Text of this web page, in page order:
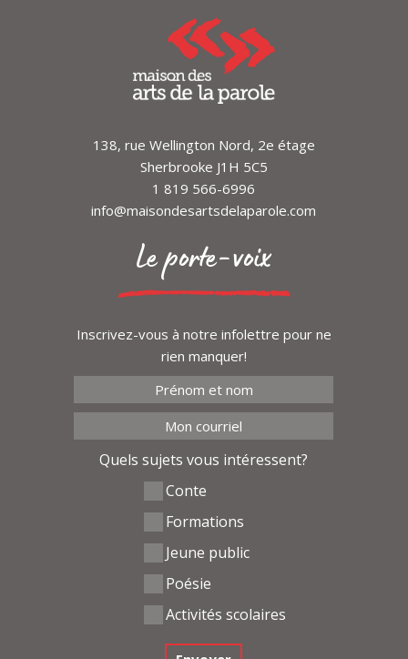
138, rue Wellington Nord, 2e étage
Sherbrooke J1H 5C5
1 819 566-6996
info@maisondesartsdelaparole.com
Le porte-voix
Inscrivez-vous à notre infolettre pour ne
rien manquer!
Quels sujets vous intéressent?
Conte
Formations
Jeune public
Poésie
Activités scolaires